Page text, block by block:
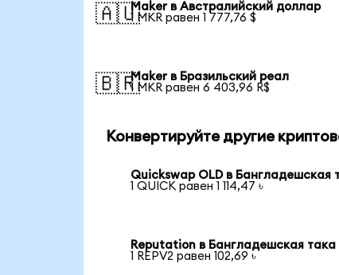
🇦🇺Maker в Австралийский доллар
1 MKR равен 1 777,76 $
🇧🇷Maker в Бразильский реал
1 MKR равен 6 403,96 R$
Конвертируйте другие
Quickswap OLD в Бангладешская
1 QUICK равен 1 114,47 ৳
Reputation в Бангладешская така
1 REPV2 равен 102,69 ৳